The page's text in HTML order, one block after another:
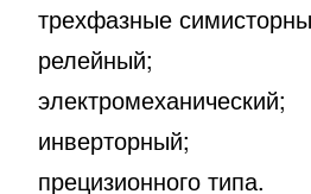
трехфазные
релейный;
электромеханический;
инверторный;
прецизионного типа.